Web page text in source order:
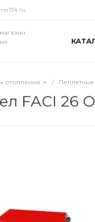
отопления / Пеллетные
FACI 26